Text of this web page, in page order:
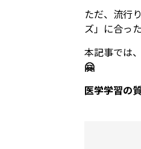
ただ、流行
ズ」に合っ
本記事では、
🤗
医学学習の